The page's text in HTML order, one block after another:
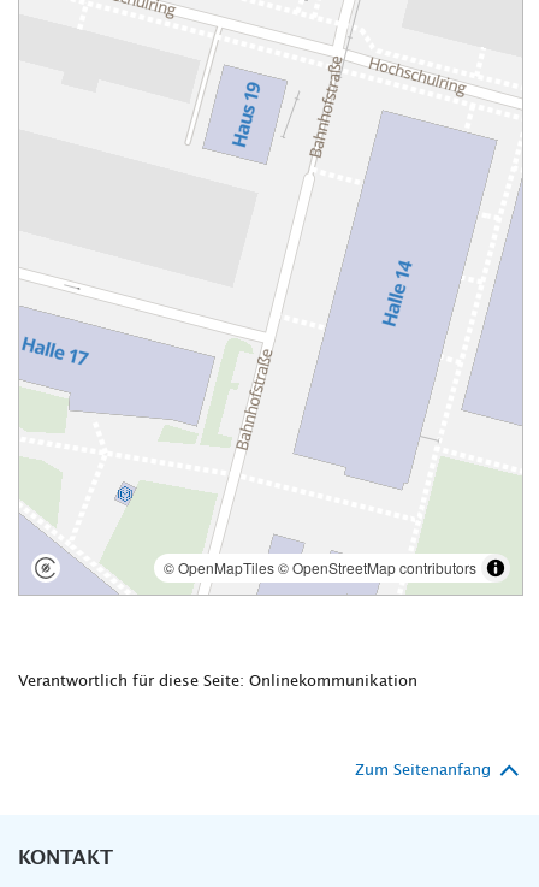
Verantwortlich für diese Seite: Onlinekommunikation
Zum Seitenanfang
KONTAKT